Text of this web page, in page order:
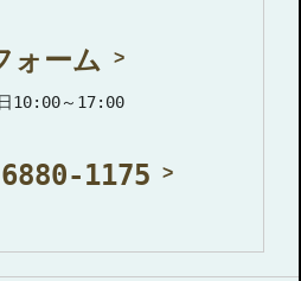
ォーム
10:00～17:00
1175